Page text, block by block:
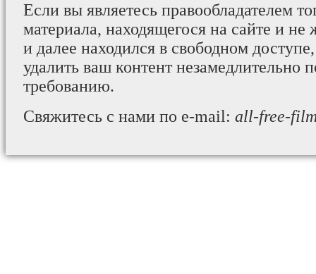
Если вы являетесь правообладателем
материала, находящегося на сайте и не
и далее находился в свободном
удалить ваш контент незамедлительно
требованию.
Свяжитесь с нами по e-mail: all-free-